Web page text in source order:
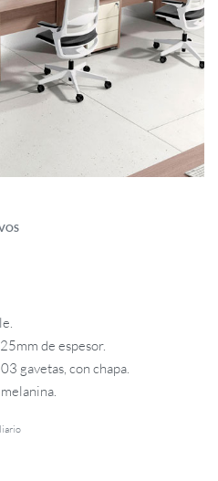
de espesor.
gavetas, con chapa.